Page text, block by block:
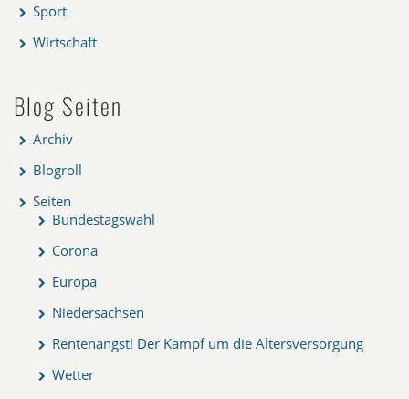
Sport
Wirtschaft
Blog Seiten
Archiv
Blogroll
Seiten
Bundestagswahl
Corona
Europa
Niedersachsen
Rentenangst! Der Kampf um die Altersversorgung
Wetter